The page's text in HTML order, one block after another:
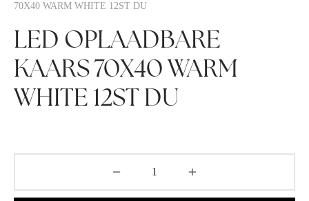
70X40 WARM WHITE 12ST DU
LED OPLAADBARE
KAARS 70X40 WARM
WHITE 12ST DU